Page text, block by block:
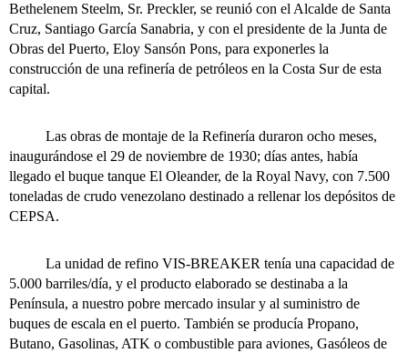
Bethelenem Steelm, Sr. Preckler, se reunió con el Alcalde de Santa
Cruz, Santiago García Sanabria, y con el presidente de la Junta de
Obras del Puerto, Eloy Sansón Pons, para exponerles la
construcción de una refinería de petróleos en la Costa Sur de esta
capital.
Las obras de montaje de la Refinería duraron ocho meses,
inaugurándose el 29 de noviembre de 1930; días antes, había
llegado el buque tanque El Oleander, de la Royal Navy, con 7.500
toneladas de crudo venezolano destinado a rellenar los depósitos de
CEPSA.
La unidad de refino VIS-BREAKER tenía una capacidad de
5.000 barriles/día, y el producto elaborado se destinaba a la
Península, a nuestro pobre mercado insular y al suministro de
buques de escala en el puerto. También se producía Propano,
Butano, Gasolinas, ATK o combustible para aviones, Gasóleos de